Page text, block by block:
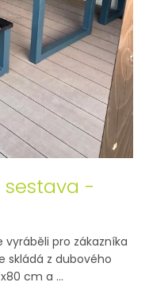
-
pro zákazníka
skládá z dubového
cm a ...